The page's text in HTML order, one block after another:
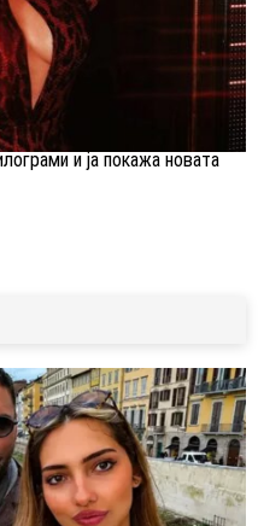
и ја покажа новата